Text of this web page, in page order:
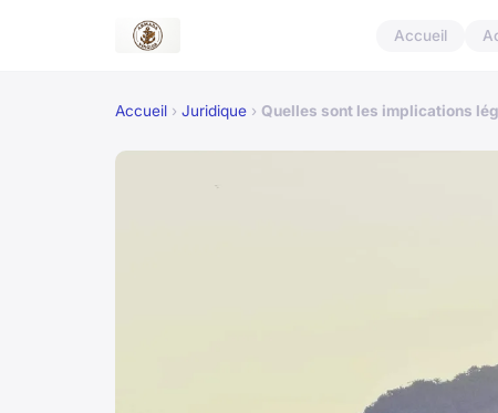
Accueil
Accueil › Juridique › Quelles sont les implications